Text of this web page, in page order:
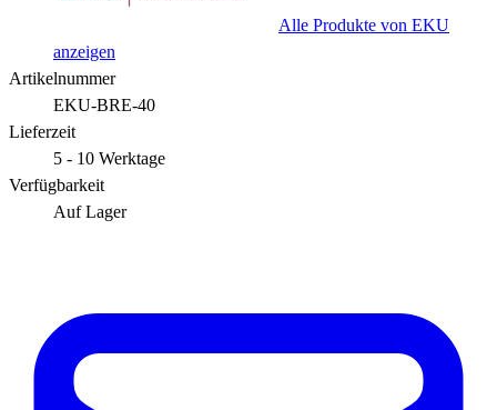
Alle Produkte von EKU
anzeigen
Artikelnummer
EKU-BRE-40
Lieferzeit
5 - 10 Werktage
Verfügbarkeit
Auf Lager